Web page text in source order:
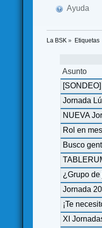
Ayuda
La BSK » Etiquetas
Asunto
Jornada
NUEVA
Rol en
Busco
¿Grupo
Jornada
¡Te
XI